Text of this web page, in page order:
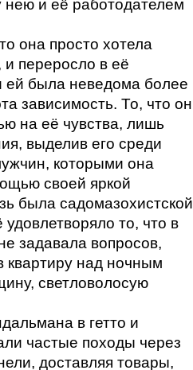
и её работодателем
она просто хотела
и переросло в её
ей была неведома более
зависимость. То, что он
на её чувства, лишь
выделив его среди
которыми она
своей яркой
была садомазохистской
то, что в
задавала вопросов,
квартиру над ночным
светловолосую
в гетто и
частые походы через
доставляя товары,